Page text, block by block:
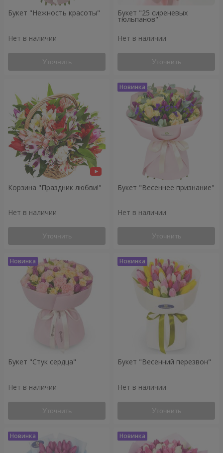
Букет "Нежность красоты"
Нет в наличии
Уточнить
Букет "25 сиреневых
тюльпанов"
Нет в наличии
Уточнить
Корзина "Праздник любви!"
Нет в наличии
Уточнить
Букет "Весеннее признание"
Нет в наличии
Уточнить
Букет "Стук сердца"
Нет в наличии
Уточнить
Букет "Весенний перезвон"
Нет в наличии
Уточнить